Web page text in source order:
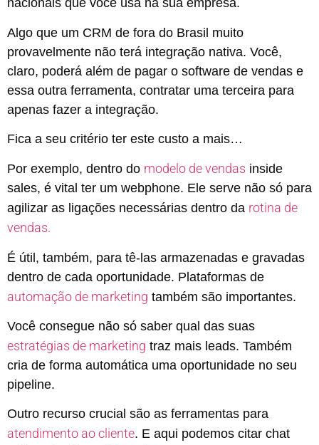
nacionais que você usa na sua empresa.
Algo que um CRM de fora do Brasil muito
provavelmente não terá integração nativa. Você,
claro, poderá além de pagar o software de vendas e
essa outra ferramenta, contratar uma terceira para
apenas fazer a integração.
Fica a seu critério ter este custo a mais…
Por exemplo, dentro do modelo de vendas inside
sales, é vital ter um webphone. Ele serve não só para
agilizar as ligações necessárias dentro da rotina de
vendas.
É útil, também, para tê-las armazenadas e gravadas
dentro de cada oportunidade. Plataformas de
automação de marketing também são importantes.
Você consegue não só saber qual das suas
estratégias de marketing traz mais leads. Também
cria de forma automática uma oportunidade no seu
pipeline.
Outro recurso crucial são as ferramentas para
atendimento ao cliente. E aqui podemos citar chat